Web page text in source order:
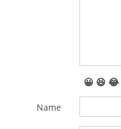
😀 😆 😂
Name